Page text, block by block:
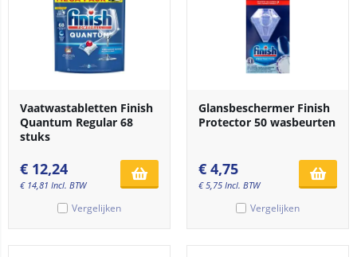
Vaatwastabletten Finish
Quantum Regular 68
stuks
€ 12,24
€ 14,81 Incl. BTW
Vergelijken
Glansbeschermer Finish
Protector 50 wasbeurten
€ 4,75
€5,75 Incl. BTW
Vergelijken